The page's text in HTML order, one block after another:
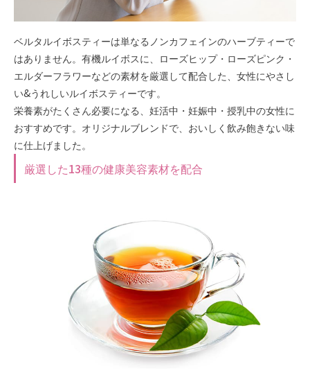
ベルタルイボスティーは単なるノンカフェインのハーブティーで
はありません。有機ルイボスに、ローズヒップ・ローズピンク・
エルダーフラワーなどの素材を厳選して配合した、女性にやさし
い&うれしいルイボスティーです。
栄養素がたくさん必要になる、妊活中・妊娠中・授乳中の女性に
おすすめです。オリジナルブレンドで、おいしく飲み飽きない味
に仕上げました。
厳選した13種の健康美容素材を配合